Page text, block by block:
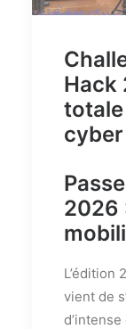
Hack
cyber
2026
L’édition
vient de